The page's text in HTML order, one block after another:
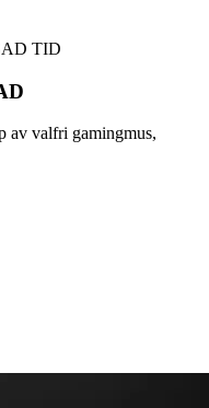
TID
av valfri gamingmus,